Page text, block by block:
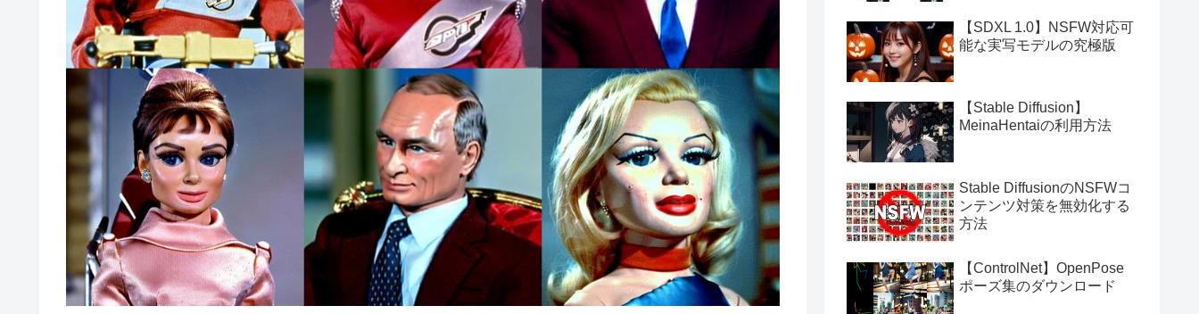
【SDXL 1.0】NSFW対応可
能な実写モデルの究極版
【Stable Diffusion】
MeinaHentaiの利用方法
Stable DiffusionのNSFWコ
ンテンツ対策を無効化する
方法
【ControlNet】OpenPose
ポーズ集のダウンロード